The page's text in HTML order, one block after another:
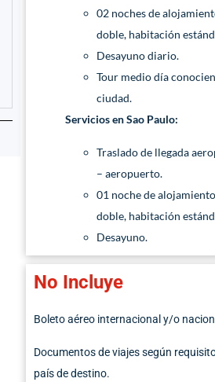
02 noches de
doble, habitación
Desayuno diario.
Tour medio día
ciudad.
Servicios en Sao Paulo:
Traslado de llegada
– aeropuerto.
01 noche de
doble, habitación
Desayuno.
No Incluye
Boleto aéreo internacional y/o
Documentos de viajes según
país de destino.